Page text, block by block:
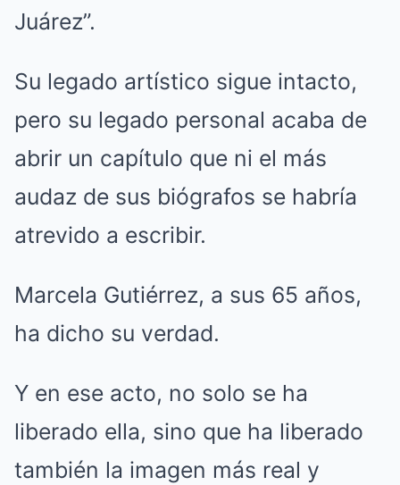
Juárez”.
Su legado artístico sigue intacto,
pero su legado personal acaba de
abrir un capítulo que ni el más
audaz de sus biógrafos se habría
atrevido a escribir.
Marcela Gutiérrez, a sus 65 años,
ha dicho su verdad.
Y en ese acto, no solo se ha
liberado ella, sino que ha liberado
también la imagen más real y